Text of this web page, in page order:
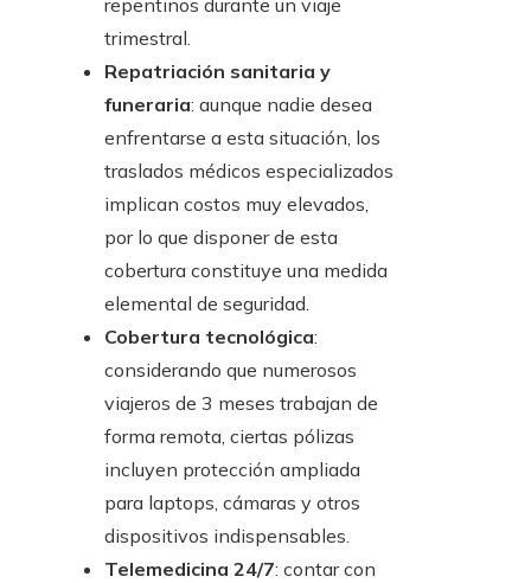
repentinos durante un viaje
trimestral.
Repatriación sanitaria y
funeraria: aunque nadie desea
enfrentarse a esta situación, los
traslados médicos especializados
implican costos muy elevados,
por lo que disponer de esta
cobertura constituye una medida
elemental de seguridad.
Cobertura tecnológica:
considerando que numerosos
viajeros de 3 meses trabajan de
forma remota, ciertas pólizas
incluyen protección ampliada
para laptops, cámaras y otros
dispositivos indispensables.
Telemedicina 24/7: contar con